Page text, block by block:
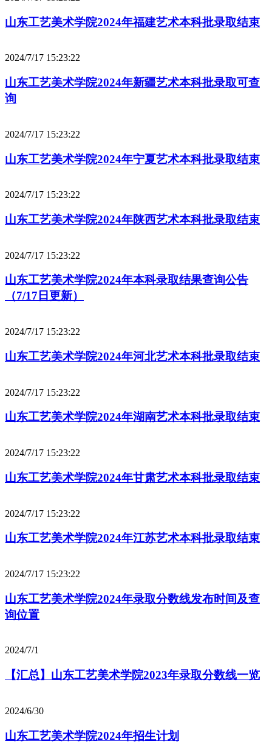
山东工艺美术学院2024年福建艺术本科批录取结束
2024/7/17 15:23:22
山东工艺美术学院2024年新疆艺术本科批录取可查
询
2024/7/17 15:23:22
山东工艺美术学院2024年宁夏艺术本科批录取结束
2024/7/17 15:23:22
山东工艺美术学院2024年陕西艺术本科批录取结束
2024/7/17 15:23:22
山东工艺美术学院2024年本科录取结果查询公告
（7/17日更新）
2024/7/17 15:23:22
山东工艺美术学院2024年河北艺术本科批录取结束
2024/7/17 15:23:22
山东工艺美术学院2024年湖南艺术本科批录取结束
2024/7/17 15:23:22
山东工艺美术学院2024年甘肃艺术本科批录取结束
2024/7/17 15:23:22
山东工艺美术学院2024年江苏艺术本科批录取结束
2024/7/17 15:23:22
山东工艺美术学院2024年录取分数线发布时间及查
询位置
2024/7/1
【汇总】山东工艺美术学院2023年录取分数线一览
2024/6/30
山东工艺美术学院2024年招生计划